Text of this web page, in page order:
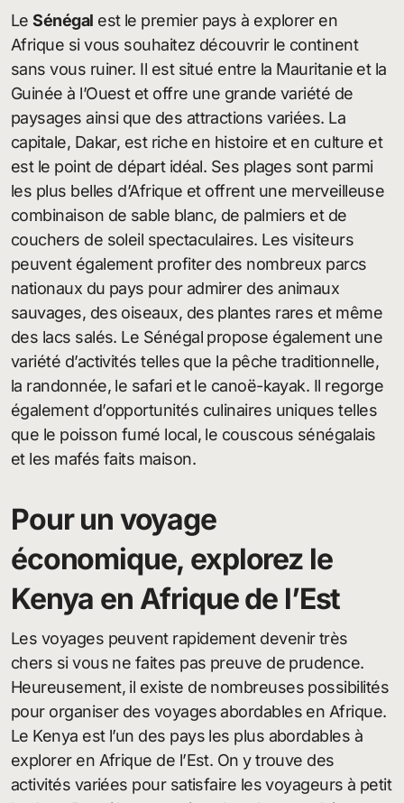
LeSénégal est le premier pays à explorer en
Afrique si vous souhaitez découvrir le continent
sans vous ruiner. Il est situé entre la Mauritanie et la
Guinée à l’Ouest et offre une grande variété de
paysages ainsi que des attractions variées. La
capitale, Dakar, est riche en histoire et en culture et
est le point de départ idéal. Ses plages sont parmi
les plus belles d’Afrique et offrent une merveilleuse
combinaison de sable blanc, de palmiers et de
couchers de soleil spectaculaires. Les visiteurs
peuvent également profiter des nombreux parcs
nationaux du pays pour admirer des animaux
sauvages, des oiseaux, des plantes rares et même
des lacs salés. Le Sénégal propose également une
variété d’activités telles que la pêche traditionnelle,
la randonnée, le safari et le canoë-kayak. Il regorge
également d’opportunités culinaires uniques telles
que le poisson fumé local, le couscous sénégalais
et les mafés faits maison.
Pour un voyage
économique, explorez le
Kenya en Afrique de l’Est
Les voyages peuvent rapidement devenir très
chers si vous ne faites pas preuve de prudence.
Heureusement, il existe de nombreuses possibilités
pour organiser des voyages abordables en Afrique.
Le Kenya est l’un des pays les plus abordables à
explorer en Afrique de l’Est. On y trouve des
activités variées pour satisfaire les voyageurs à petit